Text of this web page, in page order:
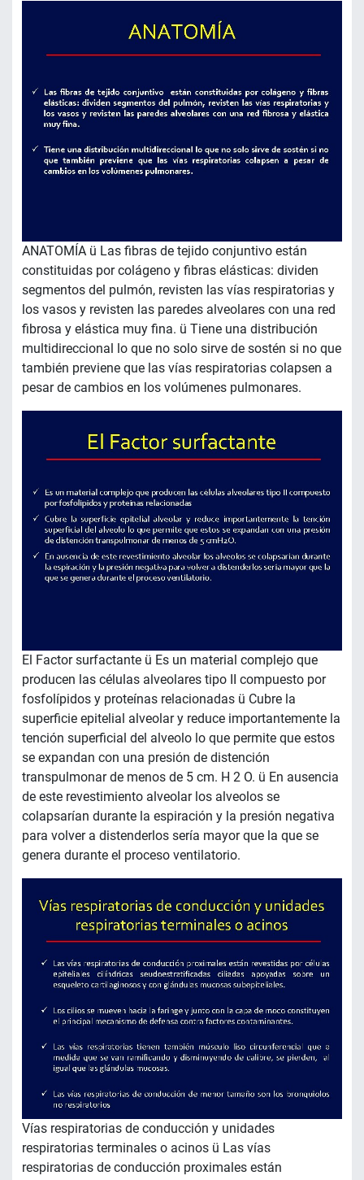
ANATOMÍA ü Las fibras de tejido conjuntivo están
constituidas por colágeno y fibras elásticas: dividen
segmentos del pulmón, revisten las vías respiratorias y
los vasos y revisten las paredes alveolares con una red
fibrosa y elástica muy fina. ü Tiene una distribución
multidireccional lo que no solo sirve de sostén si no que
también previene que las vías respiratorias colapsen a
pesar de cambios en los volúmenes pulmonares.
El Factor surfactante ü Es un material complejo que
producen las células alveolares tipo II compuesto por
fosfolípidos y proteínas relacionadas ü Cubre la
superficie epitelial alveolar y reduce importantemente la
tención superficial del alveolo lo que permite que estos
se expandan con una presión de distención
transpulmonar de menos de 5 cm. H 2 O. ü En ausencia
de este revestimiento alveolar los alveolos se
colapsarían durante la espiración y la presión negativa
para volver a distenderlos sería mayor que la que se
genera durante el proceso ventilatorio.
Vías respiratorias de conducción y unidades
respiratorias terminales o acinos ü Las vías
respiratorias de conducción proximales están